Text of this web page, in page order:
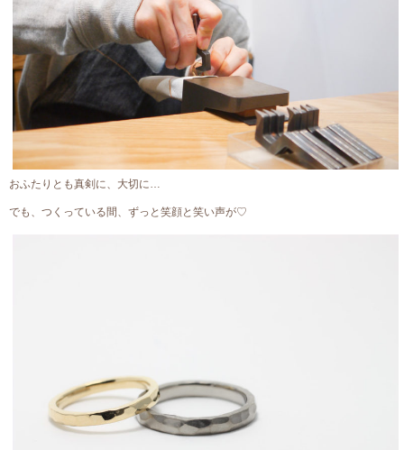
おふたりとも真剣に、大切に…
でも、つくっている間、ずっと笑顔と笑い声が♡